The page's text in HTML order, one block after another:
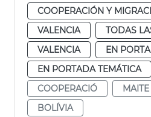
COOPERACIÓN Y
VALENCIA
TODAS
VALENCIA
EN
EN PORTADA TEMÁTICA
COOPERACIÓ
BOLÍVIA